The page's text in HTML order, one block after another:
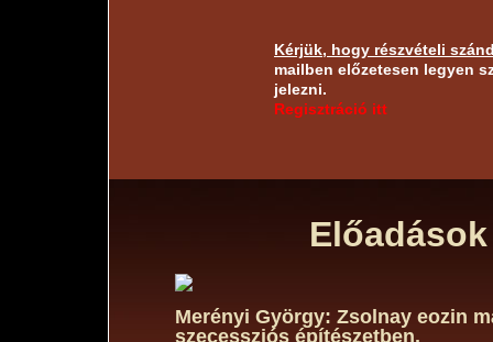
Kérjük, hogy részvételi
mailben előzetesen legyen
jelezni.
Regisztráció itt
Merényi György: Zsolnay eozin
szecessziós építészetben.